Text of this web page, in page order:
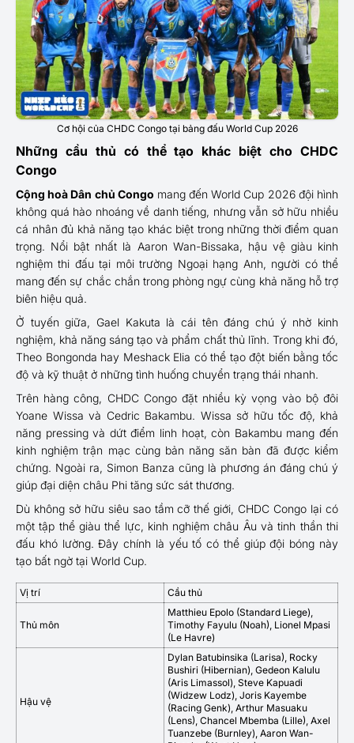
Cơ hội của CHDC Congo tại bảng đấu World Cup 2026
Những cầu thủ có thể tạo khác biệt cho CHDC
Congo
Cộng hoà Dân chủ Congo mang đến World Cup 2026 đội hình
không quá hào nhoáng về danh tiếng, nhưng vẫn sở hữu nhiều
cá nhân đủ khả năng tạo khác biệt trong những thời điểm quan
trọng. Nổi bật nhất là Aaron Wan-Bissaka, hậu vệ giàu kinh
nghiệm thi đấu tại môi trường Ngoại hạng Anh, người có thể
mang đến sự chắc chắn trong phòng ngự cùng khả năng hỗ trợ
biên hiệu quả.
Ở tuyến giữa, Gael Kakuta là cái tên đáng chú ý nhờ kinh
nghiệm, khả năng sáng tạo và phẩm chất thủ lĩnh. Trong khi đó,
Theo Bongonda hay Meshack Elia có thể tạo đột biến bằng tốc
độ và kỹ thuật ở những tình huống chuyển trạng thái nhanh.
Trên hàng công, CHDC Congo đặt nhiều kỳ vọng vào bộ đôi
Yoane Wissa và Cedric Bakambu. Wissa sở hữu tốc độ, khả
năng pressing và dứt điểm linh hoạt, còn Bakambu mang đến
kinh nghiệm trận mạc cùng bản năng săn bàn đã được kiểm
chứng. Ngoài ra, Simon Banza cũng là phương án đáng chú ý
giúp đại diện châu Phi tăng sức sát thương.
Dù không sở hữu siêu sao tầm cỡ thế giới, CHDC Congo lại có
một tập thể giàu thể lực, kinh nghiệm châu Âu và tinh thần thi
đấu khó lường. Đây chính là yếu tố có thể giúp đội bóng này
tạo bất ngờ tại World Cup.
Vị trí Cầu thủ
Thủ môn
Matthieu Epolo (Standard Liege),
Timothy Fayulu (Noah), Lionel Mpasi
(Le Havre)
Hậu vệ
Dylan Batubinsika (Larisa), Rocky
Bushiri (Hibernian), Gedeon Kalulu
(Aris Limassol), Steve Kapuadi
(Widzew Lodz), Joris Kayembe
(Racing Genk), Arthur Masuaku
(Lens), Chancel Mbemba (Lille), Axel
Tuanzebe (Burnley), Aaron Wan-